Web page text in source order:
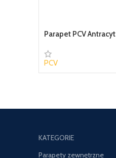
Parapet PCV Antracyt
PCV
45,07 zł
KATEGORIE
Parapety zewnętrzne